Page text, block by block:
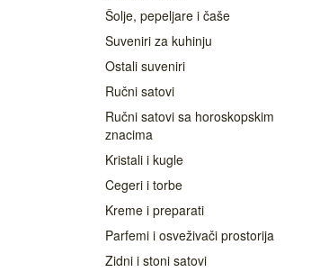
Šolje, pepeljare i čaše
Suveniri za kuhinju
Ostali suveniri
Ručni satovi
Ručni satovi sa horoskopskim
znacima
Kristali i kugle
Cegeri i torbe
Kreme i preparati
Parfemi i osveživači prostorija
Zidni i stoni satovi